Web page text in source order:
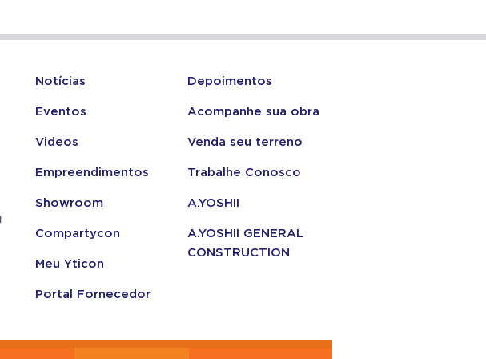
Notícias
Eventos
Videos
Empreendimentos
Showroom
Compartycon
Meu Yticon
Portal Fornecedor
Depoimentos
Acompanhe sua obra
Venda seu terreno
Trabalhe Conosco
A.YOSHII
A.YOSHII GENERAL
CONSTRUCTION